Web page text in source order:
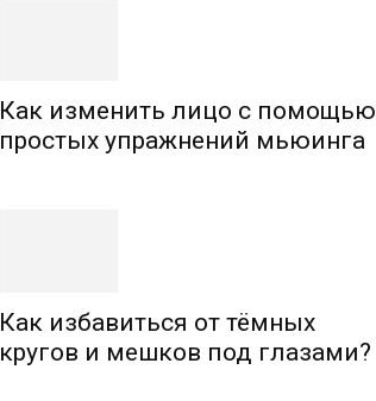
Как изменить лицо с помощью
простых упражнений мьюинга
Как избавиться от тёмных
кругов и мешков под глазами?